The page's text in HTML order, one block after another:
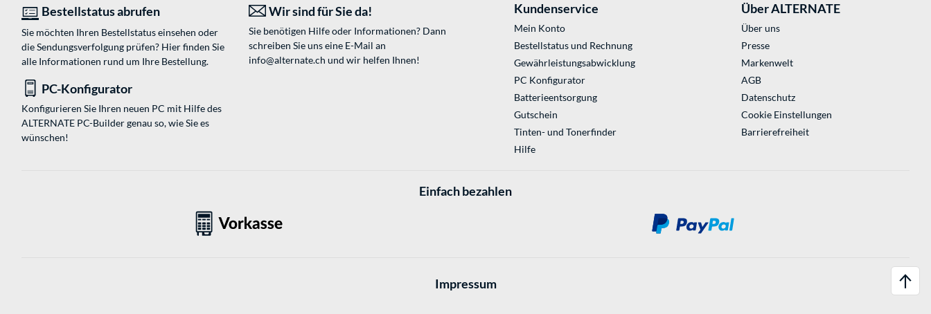
Bestellstatus abrufen
Sie möchten Ihren Bestellstatus einsehen oder
die Sendungsverfolgung prüfen? Hier finden Sie
alle Informationen rund um Ihre Bestellung.
Wir sind für Sie da!
Sie benötigen Hilfe oder Informationen? Dann
schreiben Sie uns eine E-Mail an
info@alternate.ch und wir helfen Ihnen!
PC-Konfigurator
Konfigurieren Sie Ihren neuen PC mit Hilfe des
ALTERNATE PC-Builder genau so, wie Sie es
wünschen!
Kundenservice
Mein Konto
Bestellstatus und Rechnung
Gewährleistungsabwicklung
PC Konfigurator
Batterieentsorgung
Gutschein
Tinten- und Tonerfinder
Hilfe
Über ALTERNATE
Über uns
Presse
Markenwelt
AGB
Datenschutz
Cookie Einstellungen
Barrierefreiheit
Einfach bezahlen
Impressum